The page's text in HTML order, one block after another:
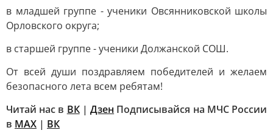
в младшей группе - ученики Овсянниковской школы
Орловского округа;
в старшей группе - ученики Должанской СОШ.
От всей души поздравляем победителей и желаем
безопасного лета всем ребятам!
Читай нас в ВК|Дзен Подписывайся на МЧС России
в MAX | ВК